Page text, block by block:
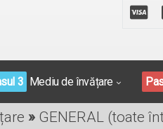
3 Mediu de învățare
» GENERAL (toate